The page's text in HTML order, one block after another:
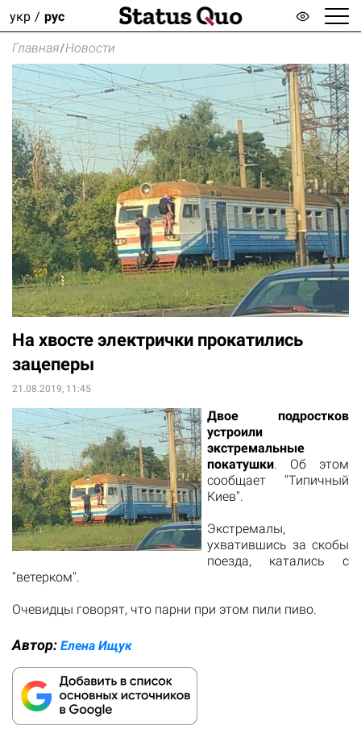
укр рус
Главная/Новости
На хвосте электрички прокатились
зацеперы
21.08.2019, 11:45
Двое подростков
устроили
экстремальные
покатушки. Об этом
сообщает "Типичный
Киев".
Экстремалы,
ухватившись за скобы
поезда, катались с
"ветерком".
Очевидцы говорят, что парни при этом пили пиво.
Автор: Елена Ищук